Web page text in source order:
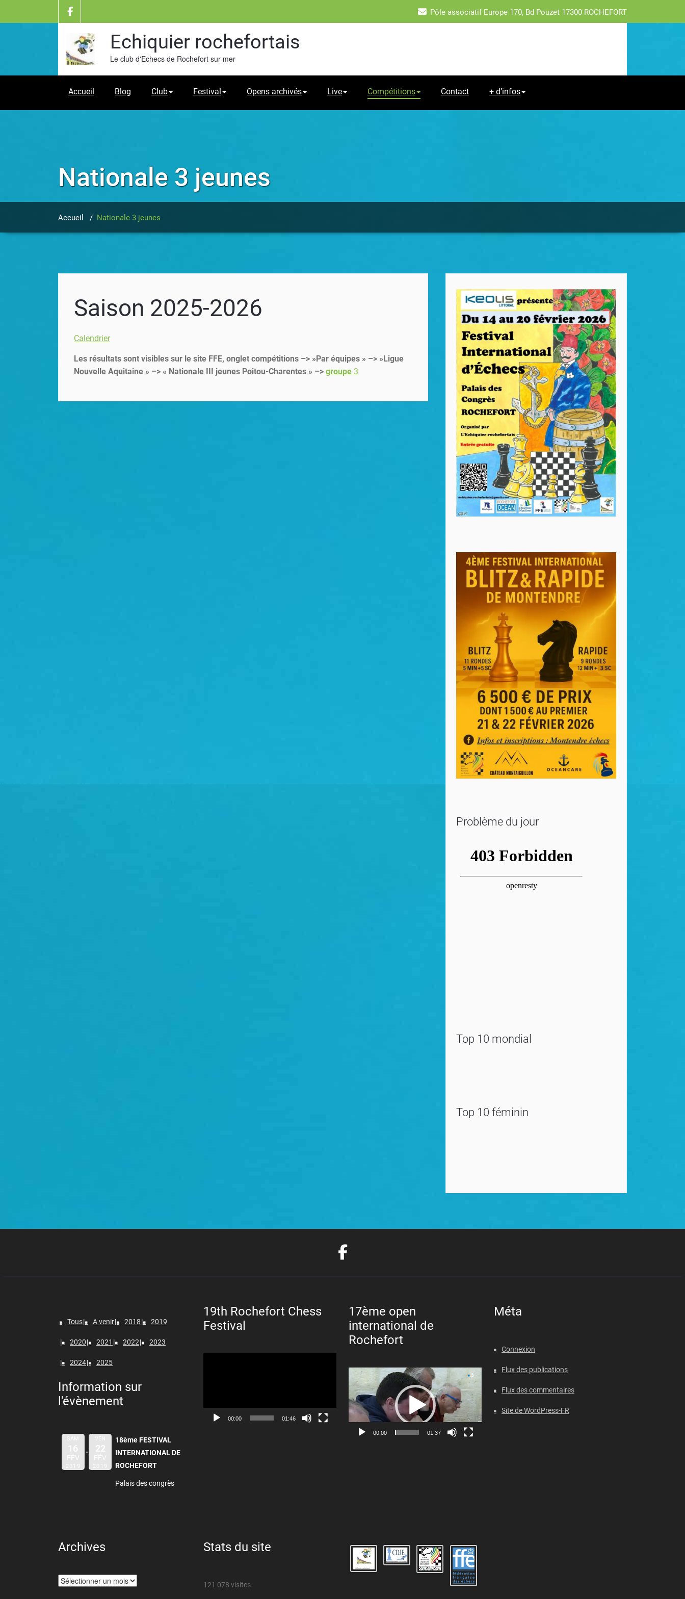
content
Pôle associatif Europe 170, Bd Pouzet 17300 ROCHEFORT
Echiquier rochefortais
Le club d'Echecs de Rochefort sur mer
Accueil Blog Club Festival Opens archivés Live Compétitions Contact + d’infos
Nationale 3 jeunes
Accueil / Nationale 3 jeunes
Saison 2025-2026
Calendrier
Les résultats sont visibles sur le site FFE, onglet compétitions –> »Par équipes » –> »Ligue
Nouvelle Aquitaine » –> « Nationale III jeunes Poitou-Charentes » –> groupe 3
Problème du jour
Top 10 mondial
Top 10 féminin
Tous A venir 2018 2019
2020 2021 2022 2023
2024 2025
Information sur
l'évènement
SAM
16
FÉV
2019
VEN
22
FÉV
2019
18ème FESTIVAL
INTERNATIONAL DE
ROCHEFORT
Palais des congrès
19th Rochefort Chess
Festival
00:00 01:46
17ème open
international de
Rochefort
Lecteur
vidéo
00:00 01:37
Méta
Connexion
Flux des publications
Flux des commentaires
Site de WordPress-FR
Archives
Archives
Stats du site
121 078 visites